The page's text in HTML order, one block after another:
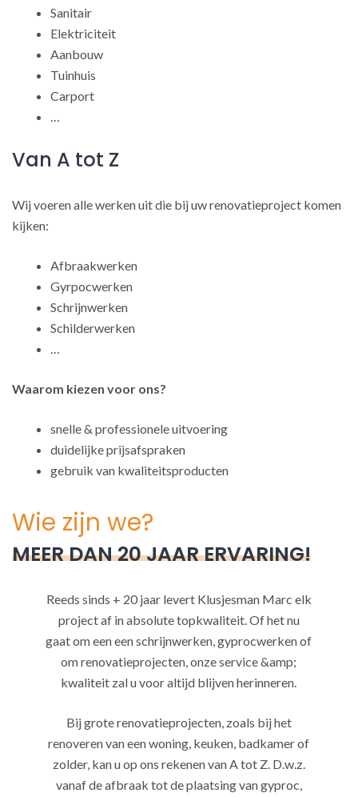
Sanitair
Elektriciteit
Aanbouw
Tuinhuis
Carport
…
Van A tot Z
Wij voeren alle werken uit die bij uw renovatieproject komen
kijken:
Afbraakwerken
Gyrpocwerken
Schrijnwerken
Schilderwerken
…
Waarom kiezen voor ons?
snelle & professionele uitvoering
duidelijke prijsafspraken
gebruik van kwaliteitsproducten
Wie zijn we?
MEER DAN 20 JAAR ERVARING!
Reeds sinds + 20 jaar levert Klusjesman Marc elk
project af in absolute topkwaliteit. Of het nu
gaat om een een schrijnwerken, gyprocwerken of
om renovatieprojecten, onze service &amp;
kwaliteit zal u voor altijd blijven herinneren.
Bij grote renovatieprojecten, zoals bij het
renoveren van een woning, keuken, badkamer of
zolder, kan u op ons rekenen van A tot Z. D.w.z.
vanaf de afbraak tot de plaatsing van gyproc,